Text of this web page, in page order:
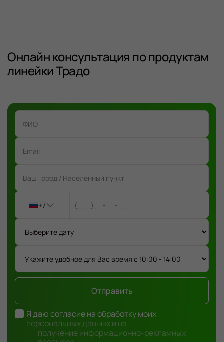
Онлайн консультация по продуктам
линейки Традо
+7
Отправить
Я даю согласие на обработку моих
персональных данных и на
получение информационно-рекламных